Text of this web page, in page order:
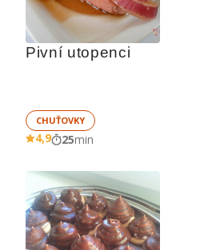
Pivní utopenci
CHUŤOVKY
4,9 25min